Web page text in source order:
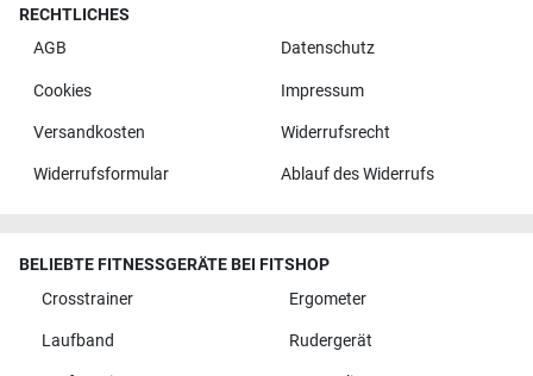
RECHTLICHES
AGB
Datenschutz
Cookies Impressum
Versandkosten Widerrufsrecht
Widerrufsformular Ablauf des Widerrufs
BELIEBTE FITNESSGERÄTE BEI FITSHOP
Crosstrainer
Ergometer
Laufband Rudergerät